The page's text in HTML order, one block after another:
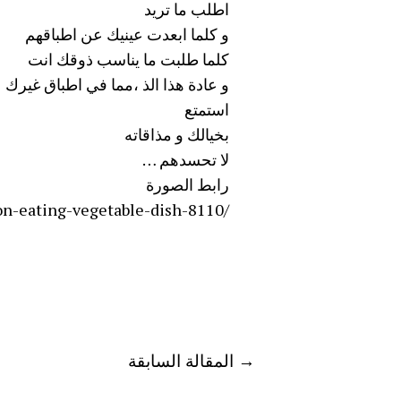
اطلب ما تريد
و كلما ابعدت عينيك عن اطباقهم
كلما طلبت ما يناسب ذوقك انت
و عادة هذا الذ ،مما في اطباق غيرك
استمتع
بخيالك و مذاقاته
لاتحسدهم …
رابط الصورة
eating-vegetable-dish-8110/
→ المقالة السابقة